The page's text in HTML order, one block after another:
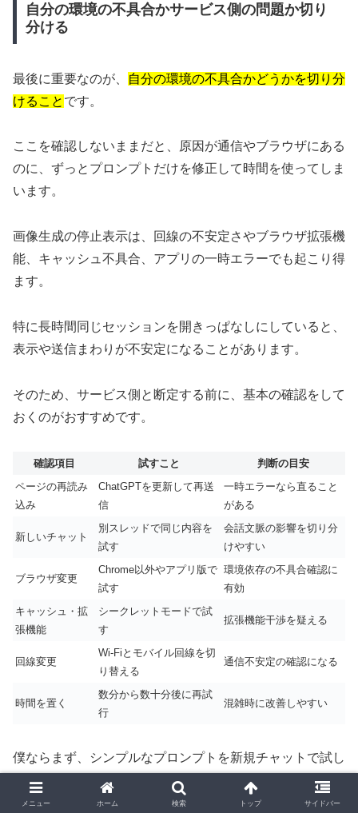
自分の環境の不具合かサービス側の問題か切り
分ける
最後に重要なのが、
自分の環境の不具合かどうかを切り分
けること です。
ここを確認しないままだと、原因が通信やブラウザにある
のに、ずっとプロンプトだけを修正して時間を使ってしま
います。
画像生成の停止表示は、回線の不安定さやブラウザ拡張機
能、キャッシュ不具合、アプリの一時エラーでも起こり得
ます。
特に長時間同じセッションを開きっぱなしにしていると、
表示や送信まわりが不安定になることがあります。
そのため、サービス側と断定する前に、基本の確認をして
おくのがおすすめです。
確認項目 試すこと
判断の目安
ページの再読み
込み
ChatGPTを更新して再送
信
一時エラーなら直ること
がある
新しいチャット
別スレッドで同じ内容を
試す
会話文脈の影響を切り分
けやすい
ブラウザ変更
Chrome以外やアプリ版で
試す
環境依存の不具合確認に
有効
キャッシュ・拡
張機能
シークレットモードで試
す
拡張機能干渉を疑える
回線変更
Wi-Fiとモバイル回線を切
り替える
通信不安定の確認になる
時間を置く
数分から数十分後に再試
行
混雑時に改善しやすい
僕ならまず、シンプルなプロンプトを新規チャットで試し
ます。
メニュー ホーム 検索 トップ サイドバー